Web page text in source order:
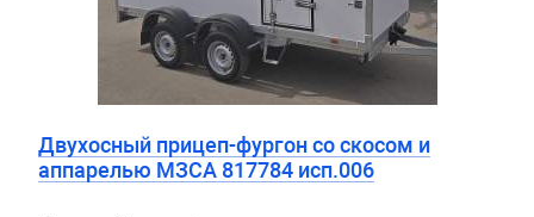
Двухосный прицеп-фургон со скосом и
аппарелью МЗСА 817784 исп.006